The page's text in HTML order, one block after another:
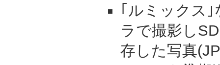
｢ルミックス
ラで撮影し
存した写真